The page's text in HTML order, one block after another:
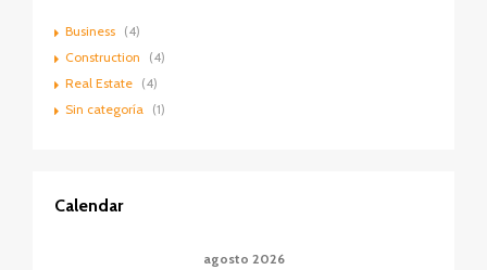
Business (4)
Construction
(4)
Real Estate (4)
Sin categoría
(1)
Calendar
agosto 2026